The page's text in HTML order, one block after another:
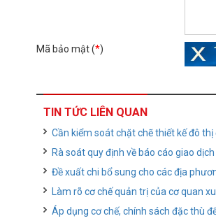
Mã bảo mật (*)
TIN TỨC LIÊN QUAN
Cần kiểm soát chặt chẽ thiết kế đô
Rà soát quy định về báo cáo giao
Đề xuất chi bổ sung cho các địa
Làm rõ cơ chế quản trị của cơ quan
Áp dụng cơ chế, chính sách đặc thù